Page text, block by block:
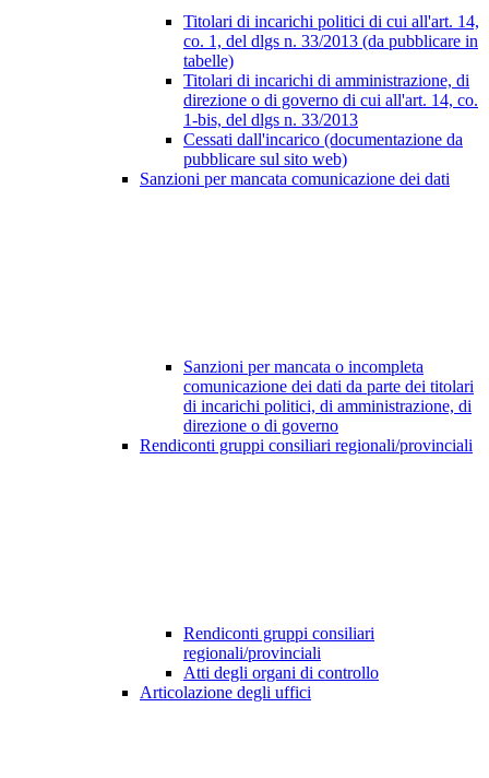
Titolari di incarichi politici di cui all'art. 14,
co. 1, del dlgs n. 33/2013 (da pubblicare in
tabelle)
Titolari di incarichi di amministrazione, di
direzione o di governo di cui all'art. 14, co.
1-bis, del dlgs n. 33/2013
Cessati dall'incarico (documentazione da
pubblicare sul sito web)
Sanzioni per mancata comunicazione dei dati
Sanzioni per mancata o incompleta
comunicazione dei dati da parte dei titolari
di incarichi politici, di amministrazione, di
direzione o di governo
Rendiconti gruppi consiliari regionali/provinciali
Rendiconti gruppi consiliari
regionali/provinciali
Atti degli organi di controllo
Articolazione degli uffici